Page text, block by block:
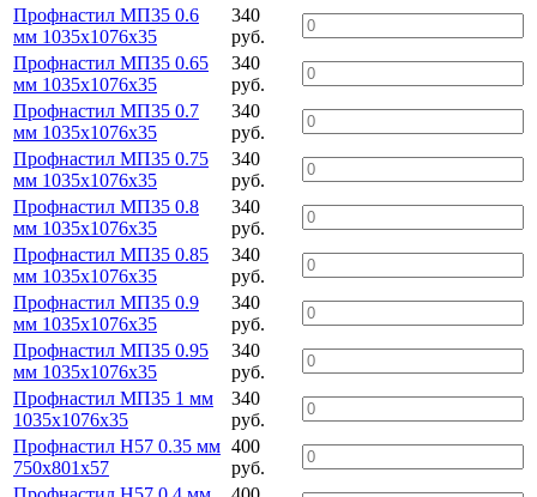
Профнастил МП35 0.6
мм 1035х1076х35
340
руб.
Профнастил МП35 0.65
мм 1035х1076х35
340
руб.
Профнастил МП35 0.7
мм 1035х1076х35
340
руб.
Профнастил МП35 0.75
мм 1035х1076х35
340
руб.
Профнастил МП35 0.8
мм 1035х1076х35
340
руб.
Профнастил МП35 0.85
мм 1035х1076х35
340
руб.
Профнастил МП35 0.9
мм 1035х1076х35
340
руб.
Профнастил МП35 0.95
мм 1035х1076х35
340
руб.
Профнастил МП35 1 мм
1035х1076х35
340
руб.
Профнастил Н57 0.35 мм
750х801х57
400
руб.